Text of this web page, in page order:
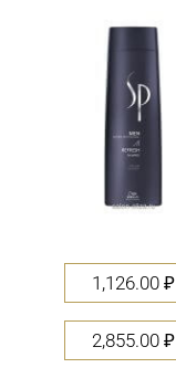
1,126.00₽
2,855.00₽